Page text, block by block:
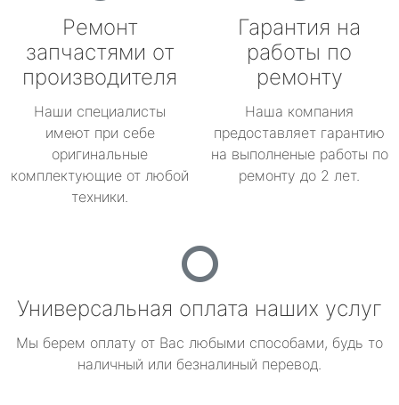
Ремонт
запчастями от
производителя
Наши специалисты
имеют при себе
оригинальные
комплектующие от любой
техники.
Гарантия на
работы по
ремонту
Наша компания
предоставляет гарантию
на выполненые работы по
ремонту до 2 лет.
Универсальная оплата наших услуг
Мы берем оплату от Вас любыми способами, будь то
наличный или безналиный перевод.